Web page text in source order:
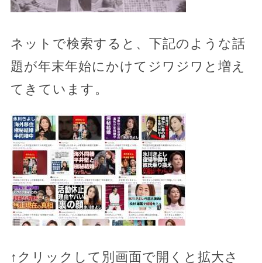
ネットで検索すると、下記のような話
題が年末年始にかけてジワジワと増え
てきています。
↑クリックして別画面で開くと拡大さ